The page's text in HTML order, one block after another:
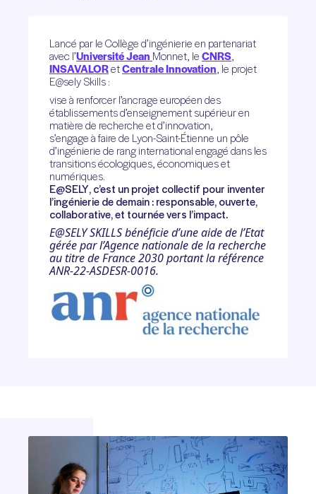
Lancé par leCollège d’ingénierieen partenariat
avec l’Université Jean Monnet, leCNRS,
INSAVALORetCentrale Innovation, le projet
E@sely Skills:
vise à renforcer l’ancrage européen des
établissements d’enseignement supérieur en
matière de recherche et d’innovation,
s’engage à faire de Lyon-Saint-Étienne un pôle
d’ingénierie de rang international engagé dans les
transitions écologiques, économiques et
numériques.
E@SELY, c’est un projet collectif pour inventer
l’ingénierie de demain : responsable, ouverte,
collaborative, et tournée vers l’impact.
E@SELY SKILLS bénéficie d’une aide de l’Etat
gérée par l’Agence nationale de la recherche
au titre de France 2030 portant la référence
ANR-22-ASDESR-0016.